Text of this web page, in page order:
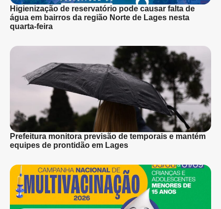
Higienização de reservatório pode causar falta de
água em bairros da região Norte de Lages nesta
quarta-feira
Prefeitura monitora previsão de temporais e mantém
equipes de prontidão em Lages